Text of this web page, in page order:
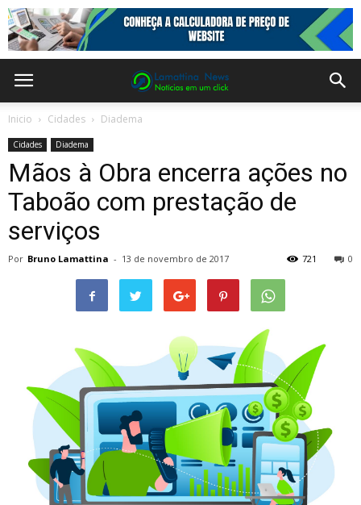
Inicio Cidades Diadema
Cidades Diadema
Mãos à Obra encerra ações no
Taboão com prestação de
serviços
Por Bruno Lamattina - 13 de novembro de 2017 0
721